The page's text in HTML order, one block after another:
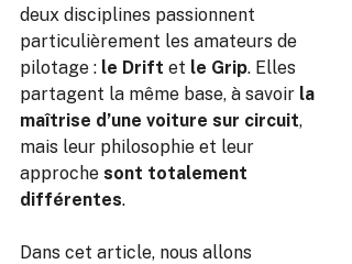
deux disciplines passionnent
particulièrement les amateurs de
pilotage : le Drift et le Grip. Elles
partagent la même base, à savoir la
maîtrise d’une voiture sur circuit,
mais leur philosophie et leur
approche sont totalement
différentes.
Dans cet article, nous allons